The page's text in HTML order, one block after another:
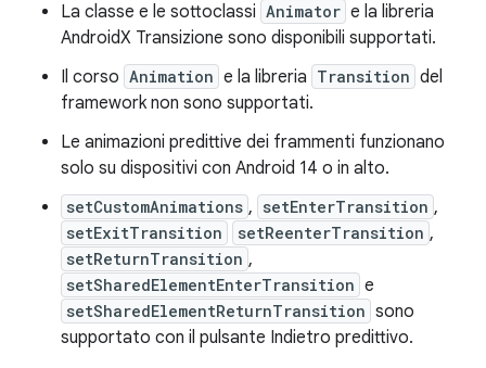
La classe e le sottoclassi Animator e la libreria
AndroidX Transizione sono disponibili supportati.
Il corso Animation e la libreria Transition del
framework non sono supportati.
Le animazioni predittive dei frammenti funzionano
solo su dispositivi con Android 14 o in alto.
setCustomAnimations , setEnterTransition ,
setExitTransition setReenterTransition ,
setReturnTransition ,
setSharedElementEnterTransition e
setSharedElementReturnTransition sono
supportato con il pulsante Indietro predittivo.